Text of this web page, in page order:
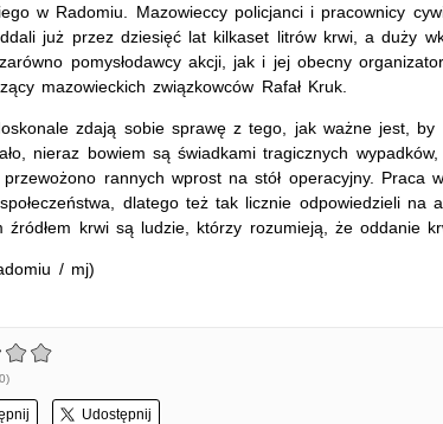
w Radomiu. Mazowieccy policjanci i pracownicy
już przez dziesięć lat kilkaset litrów krwi, a duży
pomysłodawcy akcji, jak i jej obecny
mazowieckich związkowców Rafał Kruk.
zdają sobie sprawę z tego, jak ważne jest, by
nieraz bowiem są świadkami tragicznych
rannych wprost na stół operacyjny. Praca
dlatego też tak licznie odpowiedzieli na
źródłem krwi są ludzie, którzy rozumieją, że oddanie
/ mj)
Udostępnij